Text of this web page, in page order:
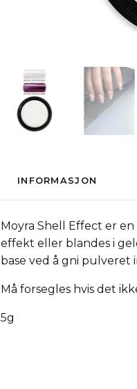
INFORMASJON
Moyra Shell Effect er
effekt eller blandes i
base ved å gni pulveret
Må forsegles hvis det
5g